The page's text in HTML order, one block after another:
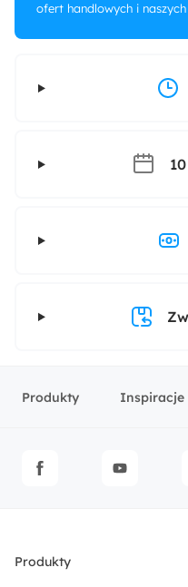
ofert handlowych i
Produkty Inspiracje
Produkty